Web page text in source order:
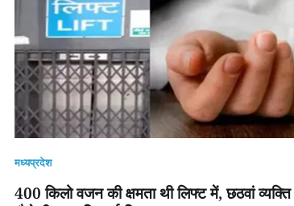
मध्यप्रदेश
400 किलो वजन की क्षमता थी लिफ्ट में, छठवां व्यक्ति